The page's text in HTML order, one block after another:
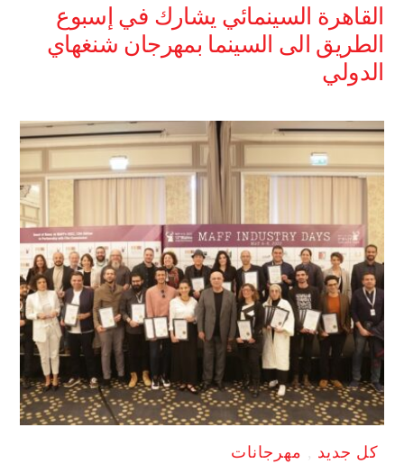
القاهرة السينمائي يشارك في إسبوع
الطريق الى السينما بمهرجان شنغهاي
الدولي
كل جديد , مهرجانات